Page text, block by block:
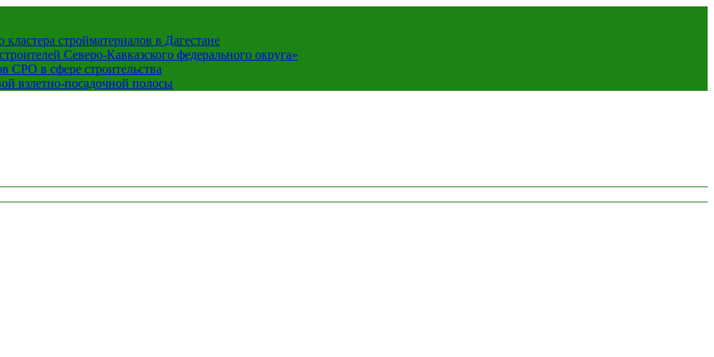
стройматериалов в Дагестане
Северо-Кавказского федерального округа»
СРО в сфере строительства
взлетно-посадочной полосы